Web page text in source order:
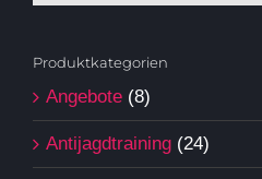
Produktkategorien
Angebote (8)
Antijagdtraining (24)